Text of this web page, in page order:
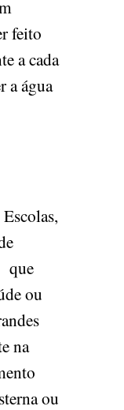
feito
a cada
a água
que
ou
na
ou